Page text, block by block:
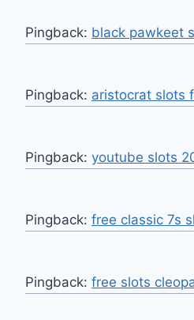
Pingback: black pawkeet
Pingback: aristocrat slots
Pingback: youtube slots
Pingback: free classic 7s
Pingback: free slots